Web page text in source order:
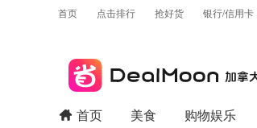
首页 点击排行 抢好货 银行/信用卡
首页 美食 购物娱乐